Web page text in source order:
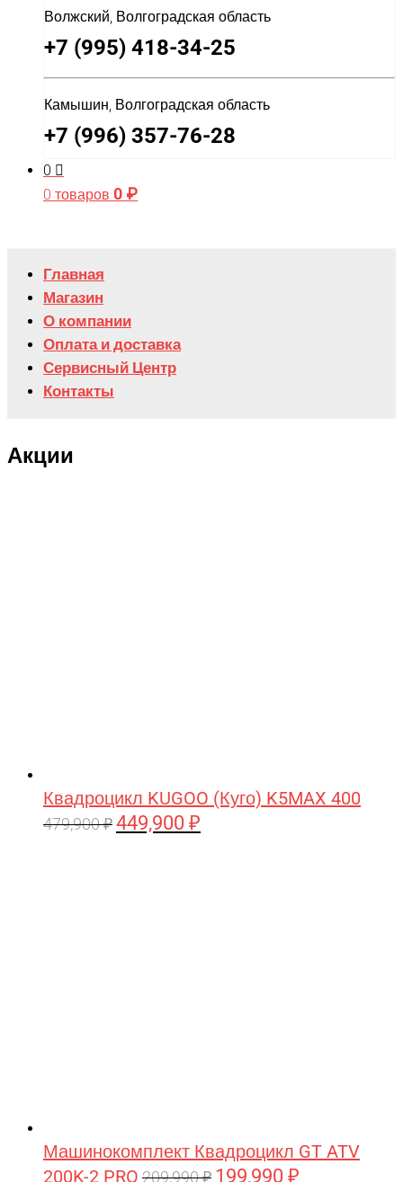
Волжский, Волгоградская область
+7 (995) 418-34-25
Камышин, Волгоградская область
+7 (996) 357-76-28
0
0 товаров 0 ₽
Главная
Магазин
О компании
Оплата и доставка
Сервисный Центр
Контакты
Акции
Квадроцикл KUGOO (Куго) K5MAX 400
479,900₽ Первоначальная
449,900 ₽
Машинокомплект Квадроцикл GT ATV
200K-2 PRO 209,990₽ Первоначальная
199,990 ₽